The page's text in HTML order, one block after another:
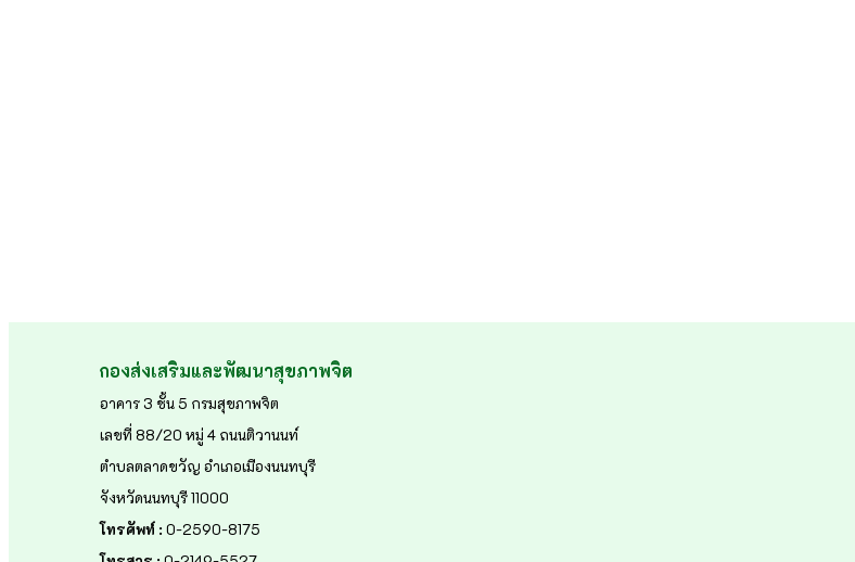
กองส่งเสริมและพัฒนาสุขภาพจิต
อาคาร 3 ชั้น 5 กรมสุขภาพจิต
เลขที่ 88/20 หมู่ 4 ถนนติวานนท์
ตำบลตลาดขวัญ อำเภอเมืองนนทบุรี
จังหวัดนนทบุรี 11000
โทรศัพท์ : 0-2590-8175